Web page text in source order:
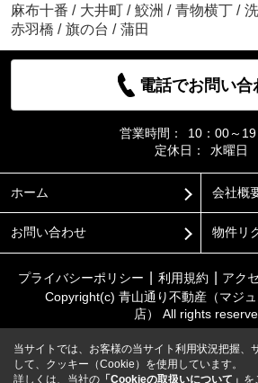
麻布十番 / 大井町 / 鮫洲 / 青物横丁 /
赤羽橋 / 旗の台 / 蒲田
電話でお問い合
営業時間：
10：00～
定休日：
水曜日
ホーム 会社概
お問い合わせ 物件リ
プライバシーポリシー 利用規約 アク
Copyright(c) 青山通り不動産（マジ
店） All rights
当サイトでは、お客様の当サイト利用状況把握、
して、クッキー（Cookie）を使用しています。
詳しくは、当社の 「Cookieの取扱いについて」 を